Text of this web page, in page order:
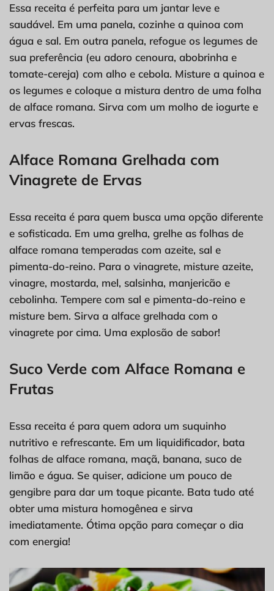
Essa receita é perfeita para um jantar leve e
saudável. Em uma panela, cozinhe a quinoa com
água e sal. Em outra panela, refogue os legumes de
sua preferência (eu adoro cenoura, abobrinha e
tomate-cereja) com alho e cebola. Misture a quinoa e
os legumes e coloque a mistura dentro de uma folha
de alface romana. Sirva com um molho de iogurte e
ervas frescas.
Alface Romana Grelhada com
Vinagrete de Ervas
Essa receita é para quem busca uma opção diferente
e sofisticada. Em uma grelha, grelhe as folhas de
alface romana temperadas com azeite, sal e
pimenta-do-reino. Para o vinagrete, misture azeite,
vinagre, mostarda, mel, salsinha, manjericão e
cebolinha. Tempere com sal e pimenta-do-reino e
misture bem. Sirva a alface grelhada com o
vinagrete por cima. Uma explosão de sabor!
Suco Verde com Alface Romana e
Frutas
Essa receita é para quem adora um suquinho
nutritivo e refrescante. Em um liquidificador, bata
folhas de alface romana, maçã, banana, suco de
limão e água. Se quiser, adicione um pouco de
gengibre para dar um toque picante. Bata tudo até
obter uma mistura homogênea e sirva
imediatamente. Ótima opção para começar o dia
com energia!